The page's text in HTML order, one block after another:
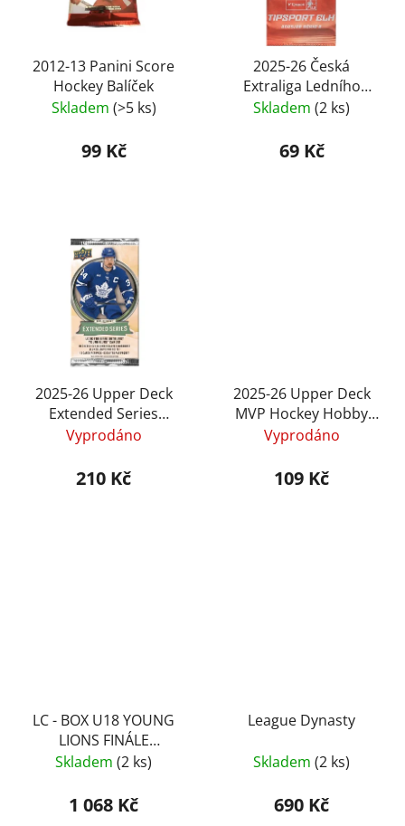
2012-13 Panini Score
Hockey Balíček
Skladem (>5 ks)
99 Kč
2025-26 Česká
Extraliga Ledního
Hokeje Series 2 Retail
Skladem (2 ks)
69 Kč
2025-26 Upper Deck
Extended Series
Hockey Blaster Balíček
Vyprodáno
210 Kč
2025-26 Upper Deck
MVP Hockey Hobby
Balíček
Vyprodáno
109 Kč
LC - BOX U18 YOUNG
LIONS FINÁLE
HLINKA/GRETZKY CUP
Skladem (2 ks)
1 068 Kč
League Dynasty
Skladem (2 ks)
690 Kč